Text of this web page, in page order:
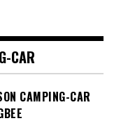
CAR
CAMPING-CAR